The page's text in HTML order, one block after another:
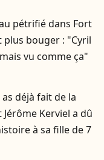
pétrifié dans Fort
plus bouger : "Cyril
vu comme ça"
déjà fait de la
Kerviel a dû
à sa fille de 7